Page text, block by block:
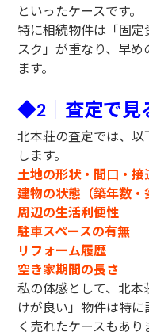
といったケースです。
特に相続物件は「固
スク」が重なり、早
ます。
◆2 ｜査定で
北本荘の査定では、
します。
土地の形状・間口・接
建物の状態（築年数・
周辺の生活利便性
駐車スペースの有無
リフォーム履歴
空き家期間の長さ
私の体感として、北
けが良い」物件は特
く売れたケースもあり